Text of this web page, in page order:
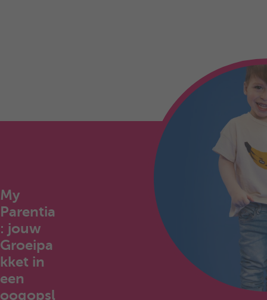
My
Parentia
: jouw
Groeipa
kket in
een
oogopsl